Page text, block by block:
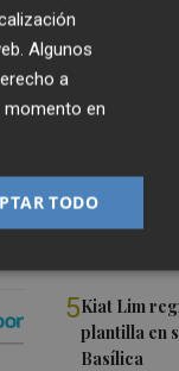
Róterdam
2
Valencia
en casa
Valencia
que
4Ferran y
Distinción
5Kiat Lim
plantilla en
Basílica
Algunos
a
momento en
TODO